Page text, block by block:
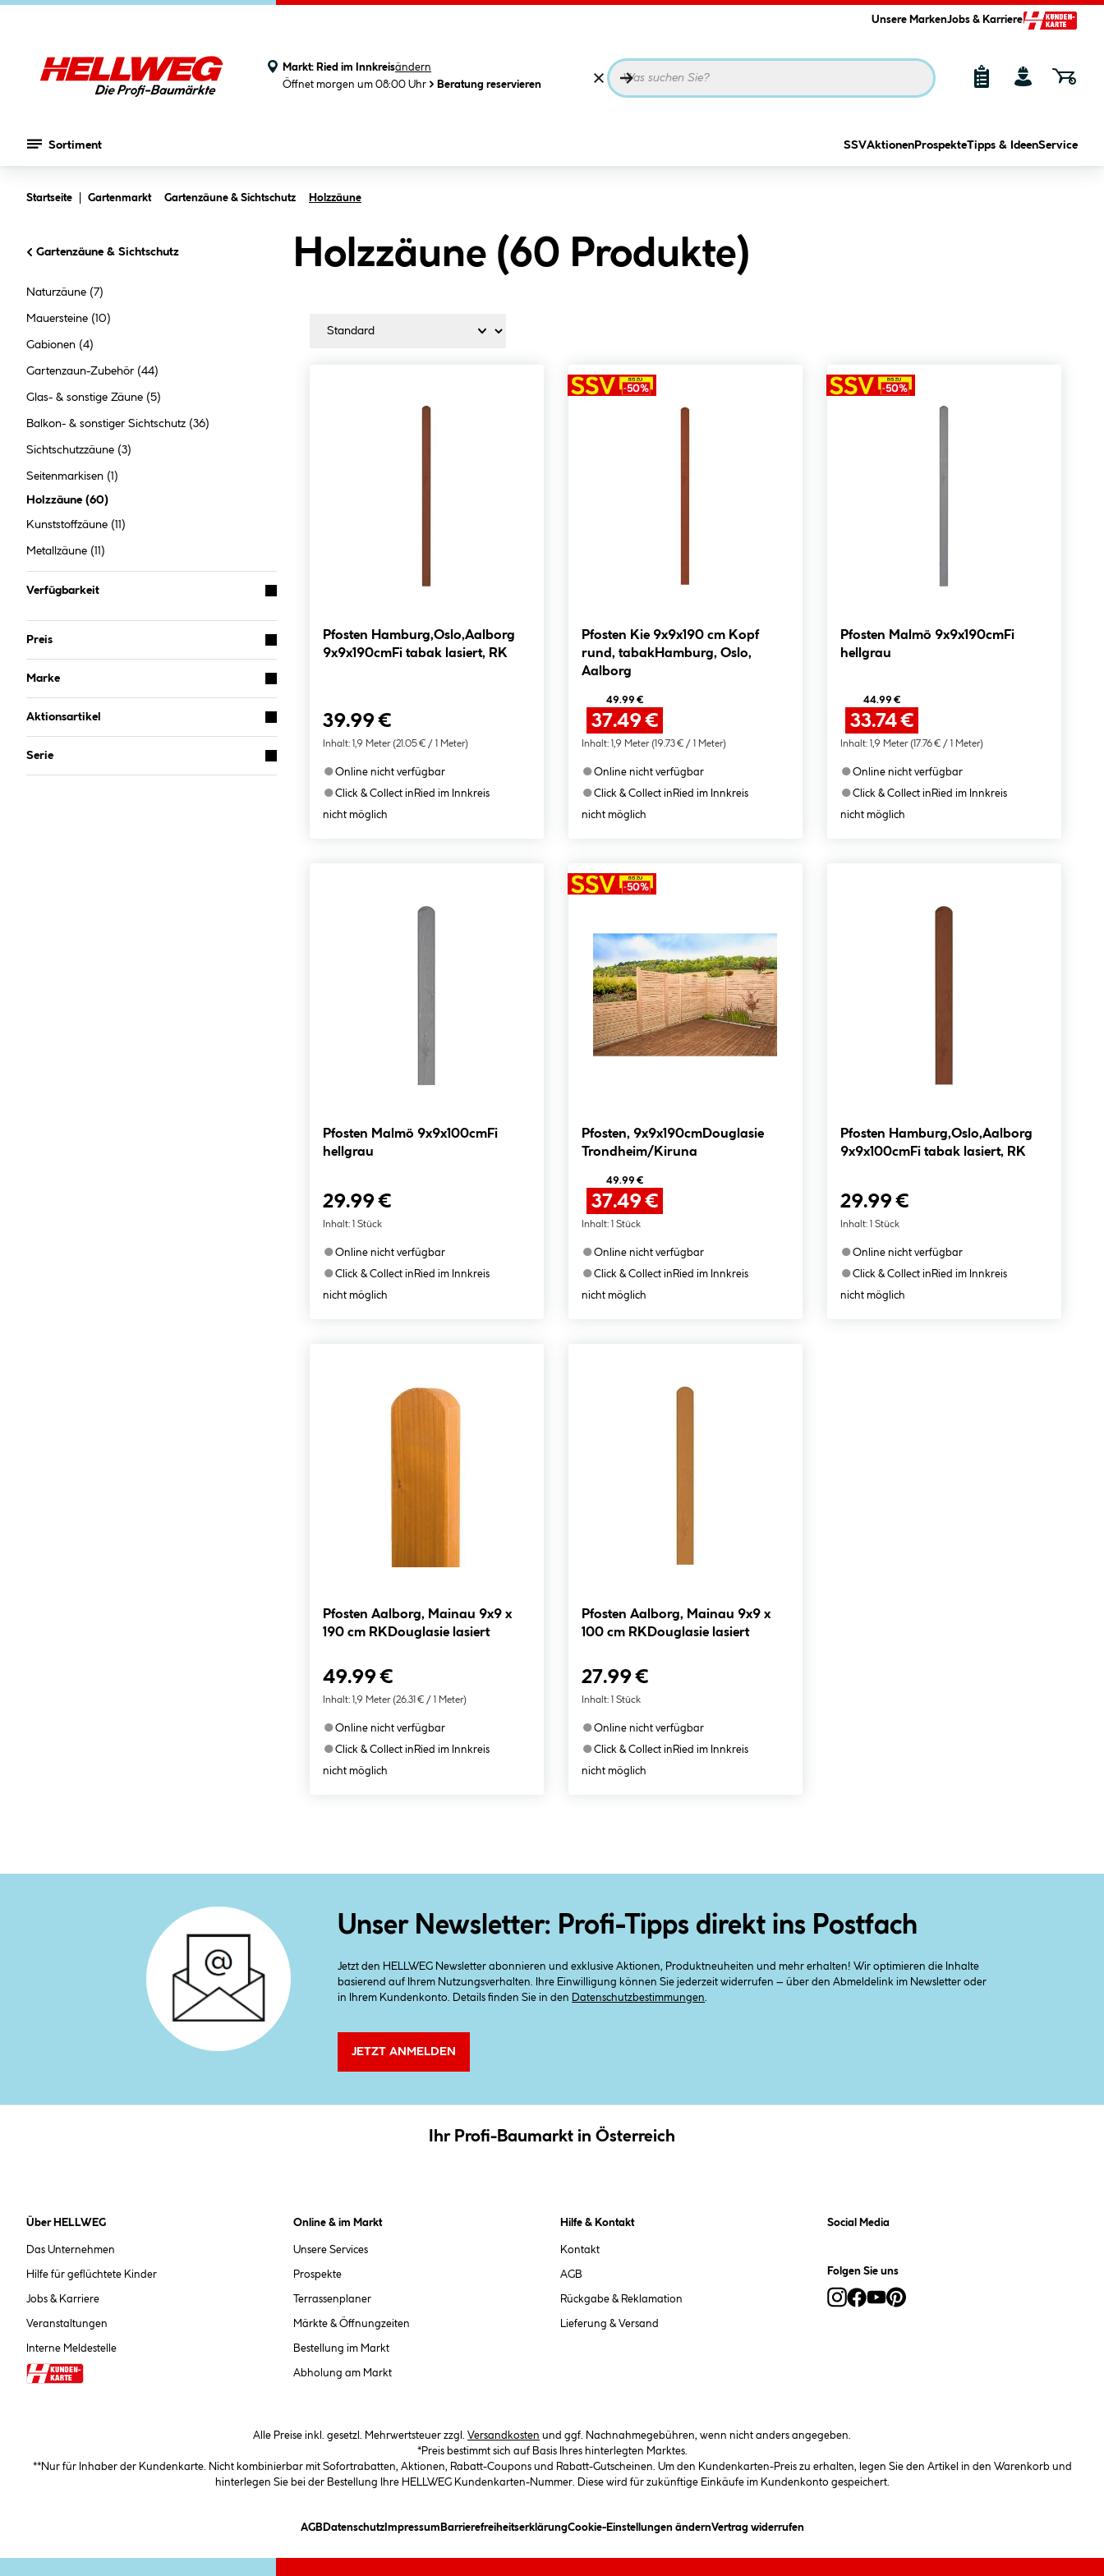
Unsere MarkenJobs & Karriere
Markt: Ried im Innkreisändern
Öffnet morgen um 08:00 Uhr
Beratung reservieren
Sortiment SSVAktionen ProspekteTipps & IdeenService
Startseite Gartenmarkt Gartenzäune & Sichtschutz Holzzäune
Gartenzäune & Sichtschutz
Naturzäune (7)
Mauersteine (10)
Gabionen (4)
Gartenzaun-Zubehör (44)
Glas- & sonstige Zäune (5)
Balkon- & sonstiger Sichtschutz (36)
Sichtschutzzäune (3)
Seitenmarkisen (1)
Holzzäune (60)
Kunststoffzäune (11)
Metallzäune (11)
Verfügbarkeit
Preis
Marke
Aktionsartikel
Serie
Holzzäune (60 Produkte)
Pfosten Hamburg,Oslo,Aalborg
9x9x190cmFi tabak lasiert, RK
39.99 €
Inhalt: 1,9 Meter (21.05 € / 1 Meter)
●Online nicht verfügbar
●Click & Collect in Ried im Innkreis
nicht möglich
Pfosten Kie 9x9x190 cm Kopf
rund, tabakHamburg, Oslo,
Aalborg
49.99 €
37.49 €
Inhalt: 1,9 Meter (19.73 € / 1 Meter)
●Online nicht verfügbar
●Click & Collect in Ried im Innkreis
nicht möglich
Pfosten Malmö 9x9x190cmFi
hellgrau
44.99 €
33.74 €
Inhalt: 1,9 Meter (17.76 € / 1 Meter)
●Online nicht verfügbar
●Click & Collect in Ried im Innkreis
nicht möglich
Pfosten Malmö 9x9x100cmFi
hellgrau
29.99 €
Inhalt: 1 Stück
●Online nicht verfügbar
●Click & Collect in Ried im Innkreis
nicht möglich
Pfosten, 9x9x190cmDouglasie
Trondheim/Kiruna
49.99 €
37.49 €
Inhalt: 1 Stück
●Online nicht verfügbar
●Click & Collect in Ried im Innkreis
nicht möglich
Pfosten Hamburg,Oslo,Aalborg
9x9x100cmFi tabak lasiert, RK
29.99 €
Inhalt: 1 Stück
●Online nicht verfügbar
●Click & Collect in Ried im Innkreis
nicht möglich
Pfosten Aalborg, Mainau 9x9 x
190 cm RKDouglasie lasiert
49.99 €
Inhalt: 1,9 Meter (26.31 € / 1 Meter)
●Online nicht verfügbar
●Click & Collect in Ried im Innkreis
nicht möglich
Pfosten Aalborg, Mainau 9x9 x
100 cm RKDouglasie lasiert
27.99 €
Inhalt: 1 Stück
●Online nicht verfügbar
●Click & Collect in Ried im Innkreis
nicht möglich
Unser Newsletter: Profi-Tipps direkt ins Postfach
Jetzt den HELLWEG Newsletter abonnieren und exklusive Aktionen, Produktneuheiten und mehr erhalten! Wir optimieren die Inhalte
basierend auf Ihrem Nutzungsverhalten. Ihre Einwilligung können Sie jederzeit widerrufen – über den Abmeldelink im Newsletter oder
in Ihrem Kundenkonto. Details finden Sie in den
Datenschutzbestimmungen
JETZT ANMELDEN
Ihr Profi-Baumarkt in Österreich
Über HELLWEG
Das Unternehmen
Hilfe für geflüchtete Kinder
Jobs & Karriere
Veranstaltungen
Interne Meldestelle
Online & im Markt
Unsere Services
Prospekte
Terrassenplaner
Märkte & Öffnungzeiten
Bestellung im Markt
Abholung am Markt
Hilfe & Kontakt
Kontakt
AGB
Rückgabe & Reklamation
Lieferung & Versand
Social Media
Folgen Sie uns
Alle Preise inkl. gesetzl. Mehrwertsteuer zzgl. Versandkosten und ggf. Nachnahmegebühren, wenn nicht anders angegeben.
*Preis bestimmt sich auf Basis Ihres hinterlegten Marktes.
**Nur für Inhaber der Kundenkarte. Nicht kombinierbar mit Sofortrabatten, Aktionen, Rabatt-Coupons und Rabatt-Gutscheinen. Um den Kundenkarten-Preis zu erhalten, legen Sie den Artikel in den Warenkorb und
hinterlegen Sie bei der Bestellung Ihre HELLWEG Kundenkarten-Nummer. Diese wird für zukünftige Einkäufe im Kundenkonto gespeichert.
AGB(öffnet ein Dialogfeld)
Datenschutz(öffnet ein Dialogfeld)
Impressum(öffnet ein Dialogfeld)
Barrierefreiheitserklärung(öffnet ein Dialogfeld)
Cookie-Einstellungen ändern(öffnet ein Dialogfeld)
Vertrag widerrufen